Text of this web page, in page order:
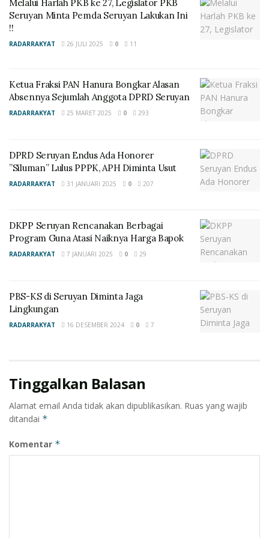
menindaklanjuti dengan cara melakukan perbaikan.
“Jalan desa ini sangat perlu untuk ditangani segera,
bergantung pada jalan tersebut,” ujarnya.
Salidin menambahkan, permintaan perbaikan jalan
disamping beberapa usulan lainnya, dibidang
pendidikan, pembangunan serta perekonomian.
Tumbang Bai, semuanya sudah kami sampaikan saat
paripurna penyampaian laporan hasil reses beberapa
waktu lalu yang dihadiri OPD terkait, kami harap dapat
ditindaklanjuti secara merata,” tandasnya. (rk2)
Melalui Harlah PKB ke 27, Legislator PKB
Seruyan Minta Pemda Seruyan Lakukan Ini
!!
RADARRAKYAT 26 JULI 2025 0 11
Ketua Fraksi PAN Hanura Bongkar Alasan
Absennya Sejumlah Anggota DPRD Seruyan
RADARRAKYAT 25 MARET 2025 0 293
DPRD Seruyan Endus Ada Honorer
”Siluman” Lulus PPPK, APH Diminta Usut
RADARRAKYAT 31 JANUARI 2025 0 207
DKPP Seruyan Rencanakan Berbagai
Program Guna Atasi Naiknya Harga Bapok
RADARRAKYAT 7 JANUARI 2025 0 29
PBS-KS di Seruyan Diminta Jaga
Lingkungan
RADARRAKYAT 16 DESEMBER 2024 0 7
Tinggalkan Balasan
Alamat email Anda tidak akan dipublikasikan. Ruas yang wajib
ditandai *
Komentar *